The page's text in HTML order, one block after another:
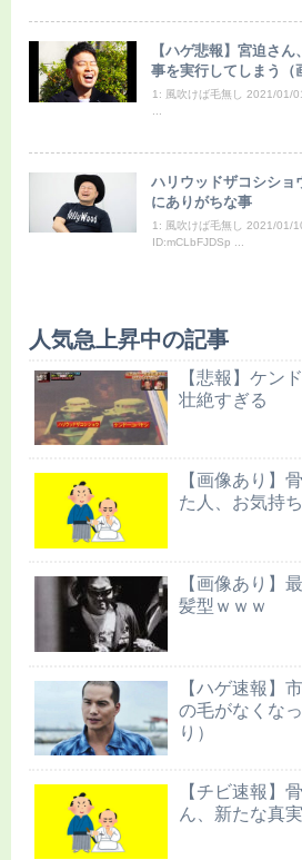
【ハゲ悲報】宮迫さ
事を実行してしまう（
1: 風吹けば毛無し 2021/01/
...
ハリウッドザコシショ
にありがちな事
1: 風吹けば毛無し 2021/01/
ID:mCLbFJDSp ...
人気急上昇中の記事
【悲報】ケン
壮絶すぎる
【画像あり】
た人、お気持
【画像あり】
髪型ｗｗｗ
【ハゲ速報】
の毛がなくな
り）
【チビ速報】
ん、新たな真